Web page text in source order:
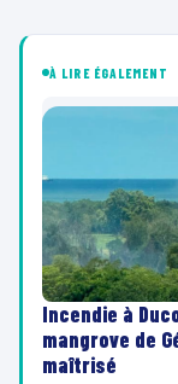
À LIRE ÉGALEMENT
Incendie à
mangrove de
maîtrisé